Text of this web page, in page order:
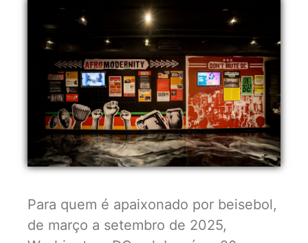
Para quem é apaixonado por beisebol,
de março a setembro de 2025,